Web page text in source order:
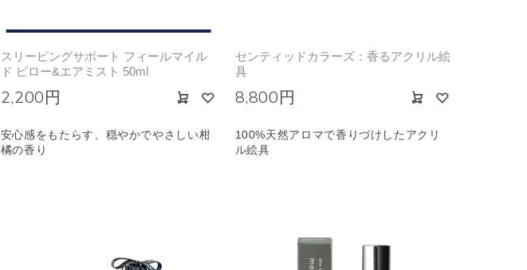
スリーピングサポート フィールマイル
ド ピロー&エアミスト 50ml
2,200円
安心感をもたらす、穏やかでやさしい柑
橘の香り
センティッドカラーズ：香るアクリル絵
具
8,800円
100%天然アロマで香りづけしたアクリ
ル絵具